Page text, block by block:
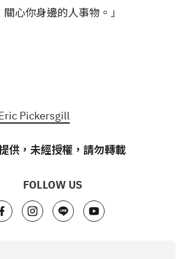
心你身邊的人事物。」
Pickersgill
供，未經授權，請勿轉載
FOLLOW US